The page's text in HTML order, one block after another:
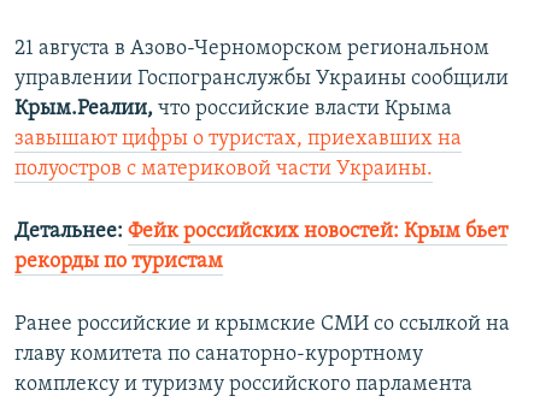
щ
и
й
с
л
а
й
д
и
й
с
л
а
й
д
21 августа в Азово-Черноморском региональном
управлении Госпогранслужбы Украины сообщили
Крым.Реалии, что российские власти Крыма
завышают цифры о туристах, приехавших на
полуостров с материковой части Украины.
Детальнее: Фейк российских новостей: Крым бьет
рекорды по туристам
Ранее российские и крымские СМИ со ссылкой на
главу комитета по санаторно-курортному
комплексу и туризму российского парламента